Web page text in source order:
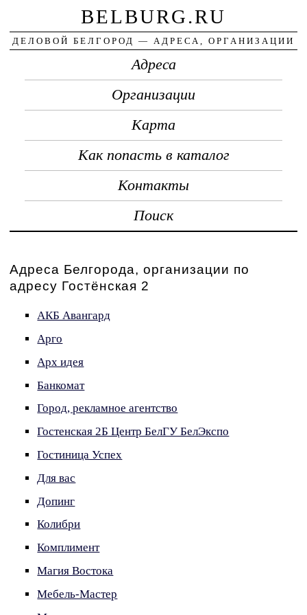
BELBURG.RU
ДЕЛОВОЙ БЕЛГОРОД — АДРЕСА, ОРГАНИЗАЦИИ
Адреса
Организации
Карта
Как попасть в каталог
Контакты
Поиск
Адреса Белгорода, организации по
адресу Гостёнская 2
АКБ Авангард
Арго
Арх идея
Банкомат
Город, рекламное агентство
Гостенская 2Б Центр БелГУ БелЭкспо
Гостиница Успех
Для вас
Допинг
Колибри
Комплимент
Магия Востока
Мебель-Мастер